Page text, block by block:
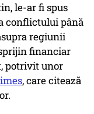
le-ar fi spus
conflictului până
regiunii
financiar
potrivit unor
, care citează